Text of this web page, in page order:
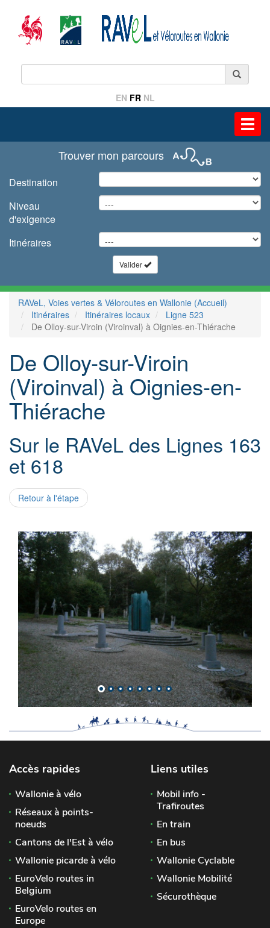
EN FR NL
Trouver mon parcours
Destination
Niveau
d'exigence
Itinéraires
Valider
RAVeL, Voies vertes & Véloroutes en Wallonie (Accueil)
Itinéraires
Itinéraires locaux
Ligne 523
De Olloy-sur-Viroin (Viroinval) à Oignies-en-Thiérache
De Olloy-sur-Viroin
(Viroinval) à Oignies-en-
Thiérache
Sur le RAVeL des Lignes 163
et 618
Retour à l'étape
Accès rapides
Wallonie à vélo
Réseaux à points-
noeuds
Cantons de l'Est à vélo
Wallonie picarde à vélo
EuroVelo routes in
Belgium
EuroVelo routes en
Europe
Liens utiles
Mobil info -
Trafiroutes
En train
En bus
Wallonie Cyclable
Wallonie Mobilité
Sécurothèque